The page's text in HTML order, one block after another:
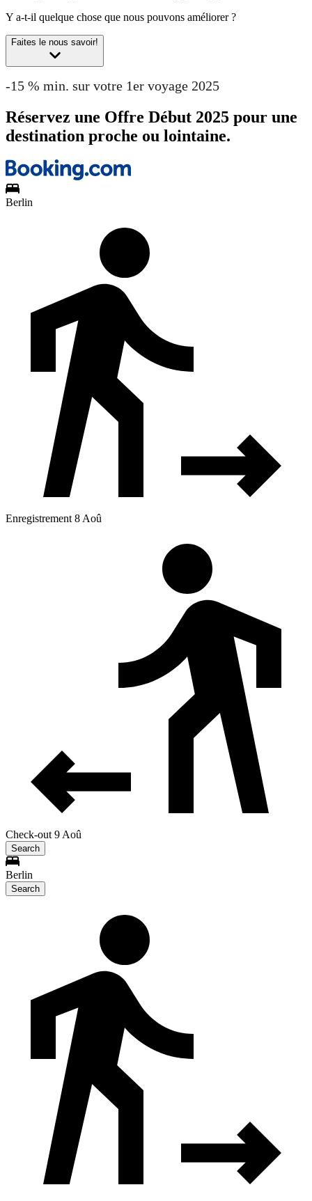
Y a-t-il quelque chose que nous pouvons améliorer ?
Faites le nous savoir!
-15 % min. sur votre 1er voyage 2025
Réservez une Offre Début 2025 pour une
destination proche ou lointaine.
Berlin
Enregistrement 8 Aoû
Check-out 9 Aoû
Search
Berlin
Search